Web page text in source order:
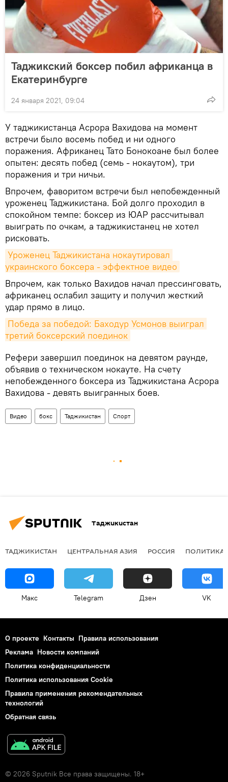
Таджикский боксер побил африканца в
Екатеринбурге
24 января 2021, 09:04
У таджикистанца Асрора Вахидова на момент
встречи было восемь побед и ни одного
поражения. Африканец Тато Бонокоане был более
опытен: десять побед (семь - нокаутом), три
поражения и три ничьи.
Впрочем, фаворитом встречи был непобежденный
уроженец Таджикистана. Бой долго проходил в
спокойном темпе: боксер из ЮАР рассчитывал
выиграть по очкам, а таджикистанец не хотел
рисковать.
Уроженец Таджикистана нокаутировал
украинского боксера - эффектное видео
Впрочем, как только Вахидов начал прессинговать,
африканец ослабил защиту и получил жесткий
удар прямо в лицо.
Победа за победой: Баходур Усмонов выиграл
третий боксерский поединок
Рефери завершил поединок на девятом раунде,
объявив о техническом нокауте. На счету
непобежденного боксера из Таджикистана Асрора
Вахидова - девять выигранных боев.
Видео бокс Таджикистан Спорт
Таджикистан
ТАДЖИКИСТАН ЦЕНТРАЛЬНАЯ АЗИЯ РОССИЯ ПОЛИТИКА
Макс Telegram Дзен VK
О проекте Контакты Правила использования
Реклама Новости компаний
Политика конфиденциальности
Политика использования Cookie
Правила применения рекомендательных
технологий
Обратная связь
© 2026 Sputnik Все права защищены. 18+